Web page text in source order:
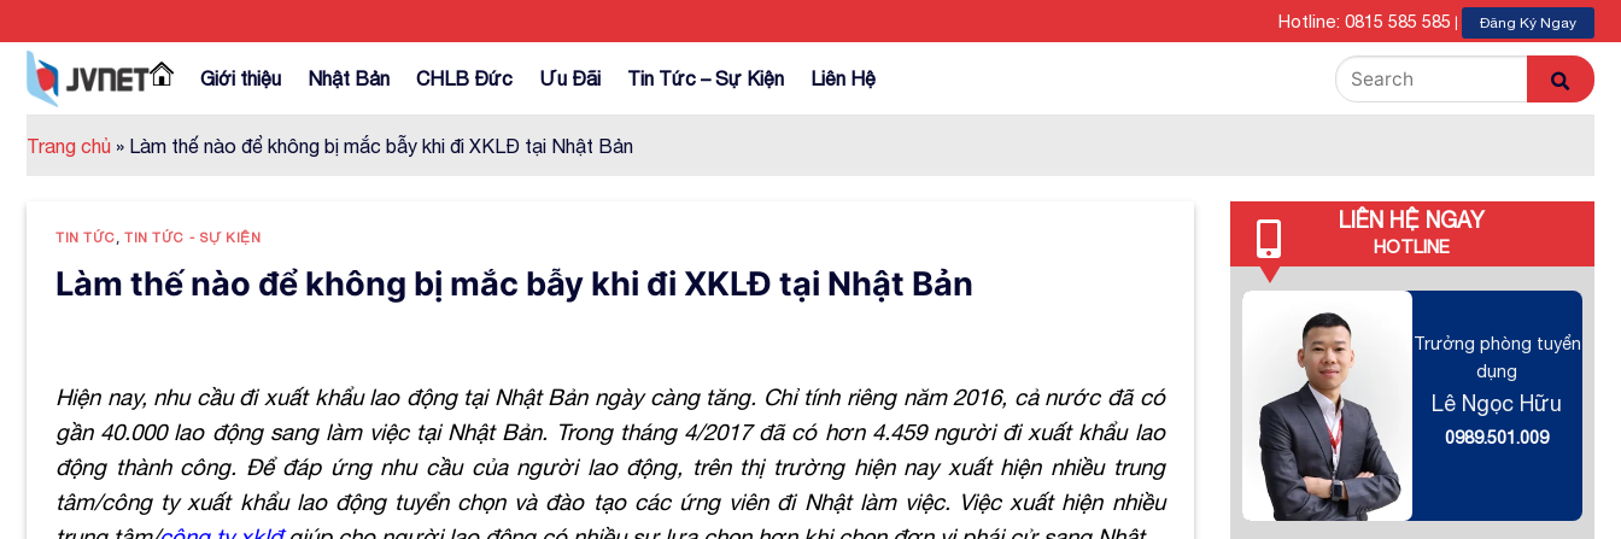
to
content
Hotline: 0815 585 585 Đăng Ký Ngay
Giới thiệu Nhật Bản CHLB Đức Ưu Đãi Tin Tức – Sự Kiện Liên Hệ
Trang chủ » Làm thế nào để không bị mắc bẫy khi đi XKLĐ tại Nhật Bản
TIN TỨC ,TIN TỨC - SỰ KIỆN
Làm thế nào để không bị mắc bẫy khi đi XKLĐ tại Nhật Bản
Hiện nay, nhu cầu đi xuất khẩu lao động tại Nhật Bản ngày càng tăng. Chỉ tính riêng năm 2016, cả nước đã có
gần 40.000 lao động sang làm việc tại Nhật Bản. Trong tháng 4/2017 đã có hơn 4.459 người đi xuất khẩu lao
động thành công. Để đáp ứng nhu cầu của người lao động, trên thị trường hiện nay xuất hiện nhiều trung
tâm/công ty xuất khẩu lao động tuyển chọn và đào tạo các ứng viên đi Nhật làm việc. Việc xuất hiện nhiều
LIÊN HỆ NGAY
HOTLINE
Trưởng phòng tuyển
dụng
Lê Ngọc Hữu
0989.501.009